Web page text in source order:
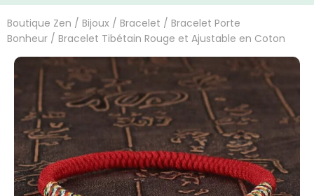
Boutique Zen / Bijoux / Bracelet / Bracelet Porte
Bonheur / Bracelet Tibétain Rouge et Ajustable en Coton
quantité
de
Bracelet
Tibétain
Rouge
et
Ajustable
en
Coton